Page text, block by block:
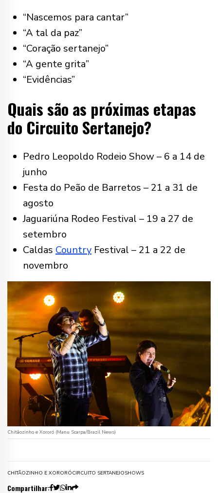
“Nascemos para cantar”
“A tal da paz”
“Coração sertanejo”
“A gente grita”
“Evidências”
Quais são as próximas etapas
do Circuito Sertanejo?
Pedro Leopoldo Rodeio Show – 6 a 14 de
junho
Festa do Peão de Barretos – 21 a 31 de
agosto
Jaguariúna Rodeo Festival – 19 a 27 de
setembro
Caldas Country Festival – 21 a 22 de
novembro
Chitãozinho e Xororó (Manu Scarpa/Brazil News)
CHITÃOZINHO E XORORÓCIRCUITO SERTANEJOSHOWS
Compartilhar: